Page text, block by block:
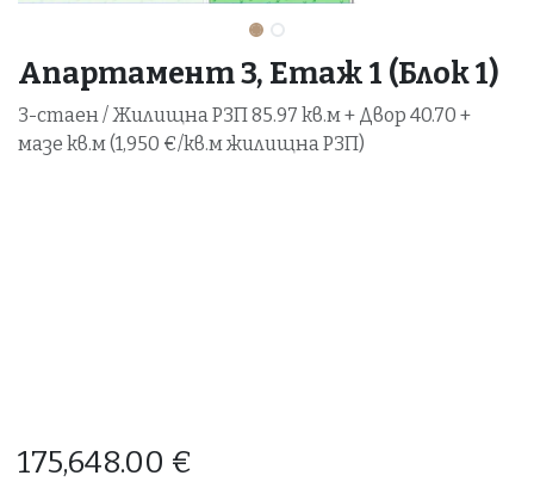
Апартамент 3, Етаж 1 (Блок 1)
3-стаен / Жилищна РЗП 85.97 кв.м + Двор 40.70 +
мазе кв.м (1,950 €/кв.м жилищна РЗП)
175,648.00 €